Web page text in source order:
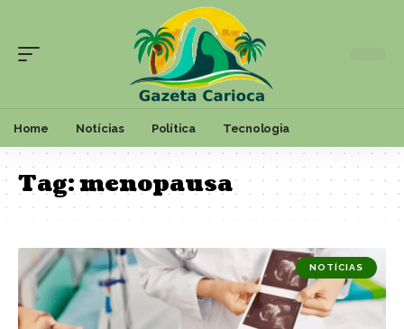
Home Notícias Política Tecnologia
Tag:menopausa
NOTÍCIAS